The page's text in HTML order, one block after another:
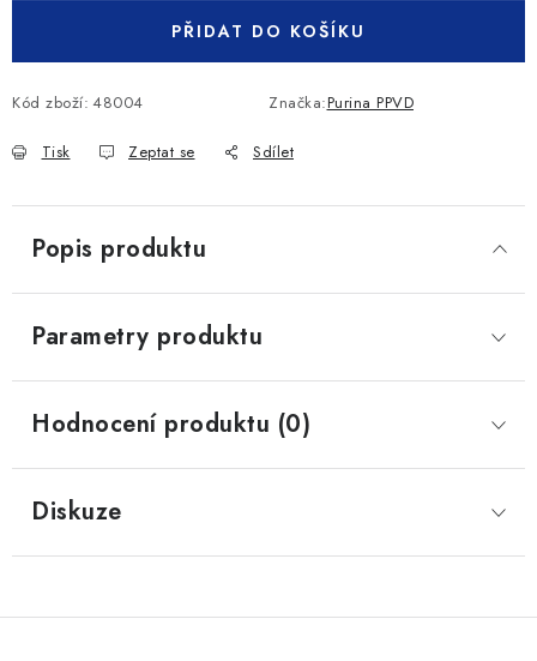
PŘIDAT DO KOŠÍKU
Kód zboží: 48004 Značka:Purina PPVD
Tisk Zeptat se Sdílet
Popis produktu
Parametry produktu
Hodnocení produktu (0)
Diskuze